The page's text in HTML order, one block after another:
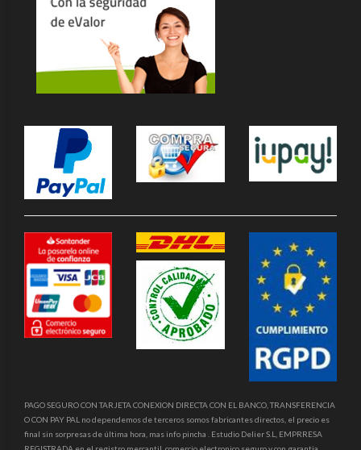
PAGO SEGURO CON TARJETA CONEXION DIRECTA CON EL BANCO, TRANSFERENCIA
O CON PAY PAL no dependemos de terceros somos fabricantes directos, el precio es
final sin sorpresas de última hora, mas info pincha . Estudio Delier S.L, EMPRRESA
REGISTRADA en el registro mercantil, comercio electronico seguro y con garantia,